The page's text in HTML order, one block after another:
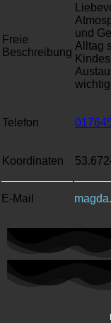
Freie
Beschreibung
und
Alltag
Telefon
Koordinaten
E-Mail